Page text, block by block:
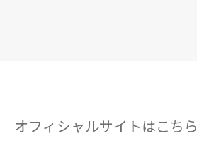
オフィシャルサイトはこちら